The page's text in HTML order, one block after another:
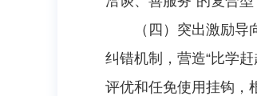
（四）突出激励
纠错机制，营造“比学
评优和任免使用挂钩，